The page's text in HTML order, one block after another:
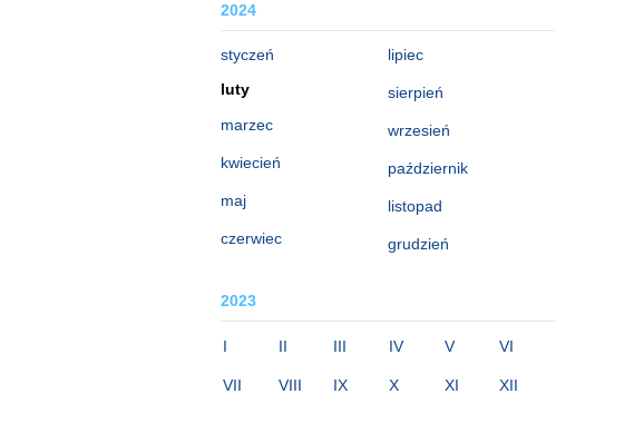
2024
styczeń
luty
marzec
kwiecień
maj
czerwiec
lipiec
sierpień
wrzesień
październik
listopad
grudzień
2023
I II III IV V VI
VII VIII IX X XI XII